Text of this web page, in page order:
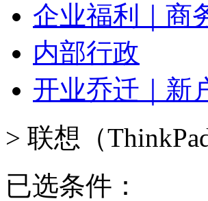
企业福利｜商
内部行政
开业乔迁｜新
> 联想（ThinkPad
已选条件：